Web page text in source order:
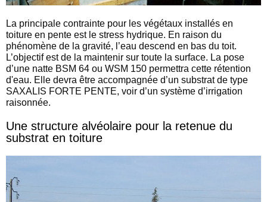
La principale contrainte pour les végétaux installés en
toiture en pente est le stress hydrique. En raison du
phénomène de la gravité, l’eau descend en bas du toit.
L’objectif est de la maintenir sur toute la surface. La pose
d’une natte BSM 64 ou WSM 150 permettra cette rétention
d'eau. Elle devra être accompagnée d’un substrat de type
SAXALIS FORTE PENTE, voir d’un système d’irrigation
raisonnée.
Une structure alvéolaire pour la retenue du
substrat en toiture